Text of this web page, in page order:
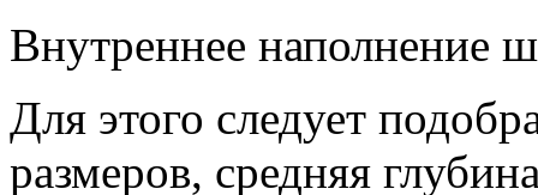
Внутреннее наполнение
Для этого следует
размеров, средняя